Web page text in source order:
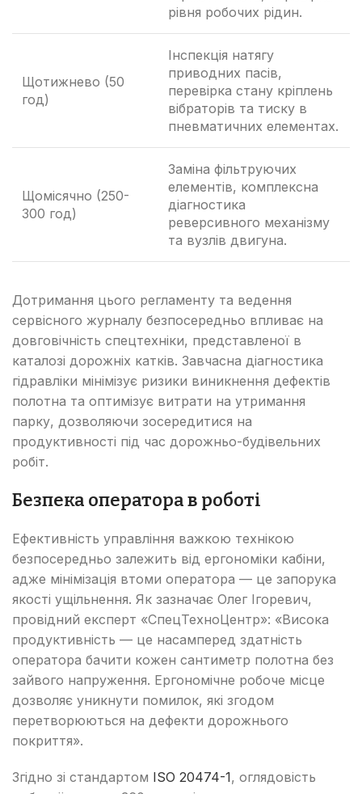
рівня робочих рідин.
Щотижнево (50
год)
Інспекція натягу
приводних пасів,
перевірка стану кріплень
вібраторів та тиску в
пневматичних елементах.
Щомісячно (250-
300 год)
Заміна фільтруючих
елементів, комплексна
діагностика
реверсивного механізму
та вузлів двигуна.
Дотримання цього регламенту та ведення
сервісного журналу безпосередньо впливає на
довговічність спецтехніки, представленої в
каталозі дорожніх катків. Завчасна діагностика
гідравліки мінімізує ризики виникнення дефектів
полотна та оптимізує витрати на утримання
парку, дозволяючи зосередитися на
продуктивності під час дорожньо-будівельних
робіт.
Безпека оператора в роботі
Ефективність управління важкою технікою
безпосередньо залежить від ергономіки кабіни,
адже мінімізація втоми оператора — це запорука
якості ущільнення. Як зазначає Олег Ігоревич,
провідний експерт «СпецТехноЦентр»: «Висока
продуктивність — це насамперед здатність
оператора бачити кожен сантиметр полотна без
зайвого напруження. Ергономічне робоче місце
дозволяє уникнути помилок, які згодом
перетворюються на дефекти дорожнього
покриття».
Згідно зі стандартом ISO 20474-1, оглядовість